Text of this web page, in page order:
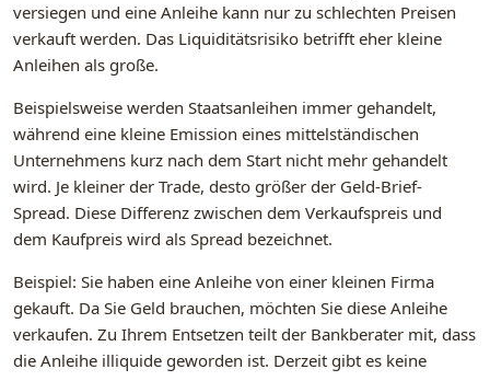
versiegen und eine Anleihe kann nur zu schlechten Preisen
verkauft werden. Das Liquiditätsrisiko betrifft eher kleine
Anleihen als große.
Beispielsweise werden Staatsanleihen immer gehandelt,
während eine kleine Emission eines mittelständischen
Unternehmens kurz nach dem Start nicht mehr gehandelt
wird. Je kleiner der Trade, desto größer der Geld-Brief-
Spread. Diese Differenz zwischen dem Verkaufspreis und
dem Kaufpreis wird als Spread bezeichnet.
Beispiel: Sie haben eine Anleihe von einer kleinen Firma
gekauft. Da Sie Geld brauchen, möchten Sie diese Anleihe
verkaufen. Zu Ihrem Entsetzen teilt der Bankberater mit, dass
die Anleihe illiquide geworden ist. Derzeit gibt es keine